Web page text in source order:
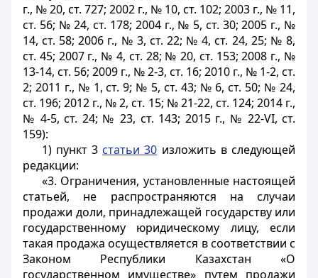
г., № 20, ст. 727; 2002 г., № 10, ст. 102; 2003 г., № 11,
ст. 56; № 24, ст. 178; 2004 г., № 5, ст. 30; 2005 г., №
14, ст. 58; 2006 г., № 3, ст. 22; № 4, ст. 24, 25; № 8,
ст. 45; 2007 г., № 4, ст. 28; № 20, ст. 153; 2008 г., №
13-14, ст. 56; 2009 г., № 2-3, ст. 16; 2010 г., № 1-2, ст.
2; 2011 г., № 1, ст. 9; № 5, ст. 43; № 6, ст. 50; № 24,
ст. 196; 2012 г., № 2, ст. 15; № 21-22, ст. 124; 2014 г.,
№ 4-5, ст. 24; № 23, ст. 143; 2015 г., № 22-VI, ст.
159):
1) пункт 3 статьи 30 изложить в следующей
редакции:
«3. Ограничения, установленные настоящей
статьей, не распространяются на случаи
продажи доли, принадлежащей государству или
государственному юридическому лицу, если
такая продажа осуществляется в соответствии с
Законом Республики Казахстан «О
государственном имуществе» путем продажи